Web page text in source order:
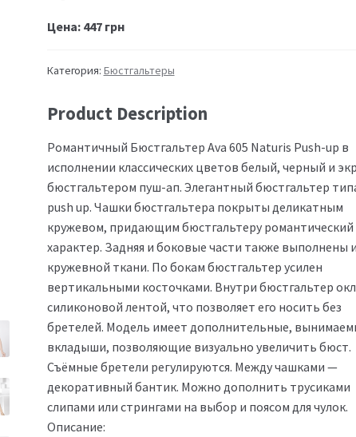
Цена: 447грн
Категория: Бюстгальтеры
Product Description
Романтичный Бюстгальтер Ava 605 Naturis Push-up в
исполнении классических цветов белый, черный и
бюстгальтером пуш-ап. Элегантный бюстгальтер
push up. Чашки бюстгальтера покрыты деликатным
кружевом, придающим бюстгальтеру романтический
характер. Задняя и боковые части также выполнены
кружевной ткани. По бокам бюстгальтер усилен
вертикальными косточками. Внутри бюстгальтер
силиконовой лентой, что позволяет его носить без
бретелей. Модель имеет дополнительные,
вкладыши, позволяющие визуально увеличить бюст.
Съёмные бретели регулируются. Между чашками —
декоративный бантик. Можно дополнить трусиками
слипами или стрингами на выбор и поясом для чулок.
Описание: